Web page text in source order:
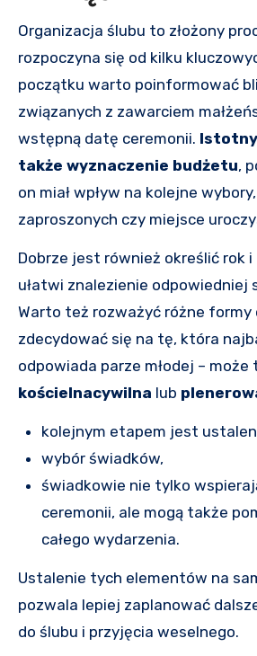
Organizacja ślubu to złożony proces, który
rozpoczyna się od kilku
początku warto poinformować
związanych z zawarciem
wstępną datę ceremonii.
także wyznaczenie budżetu,
on miał wpływ na kolejne
zaproszonych czy miejsce
Dobrze jest również określić rok i
ułatwi znalezienie odpowiedniej
Warto też rozważyć różne formy
zdecydować się na tę, która
odpowiada parze młodej – może
kościelnacywilna lub
kolejnym etapem jest
wybór świadków,
świadkowie nie tylko
ceremonii, ale mogą także
całego wydarzenia.
Ustalenie tych elementów na
pozwala lepiej zaplanować
do ślubu i przyjęcia weselnego.